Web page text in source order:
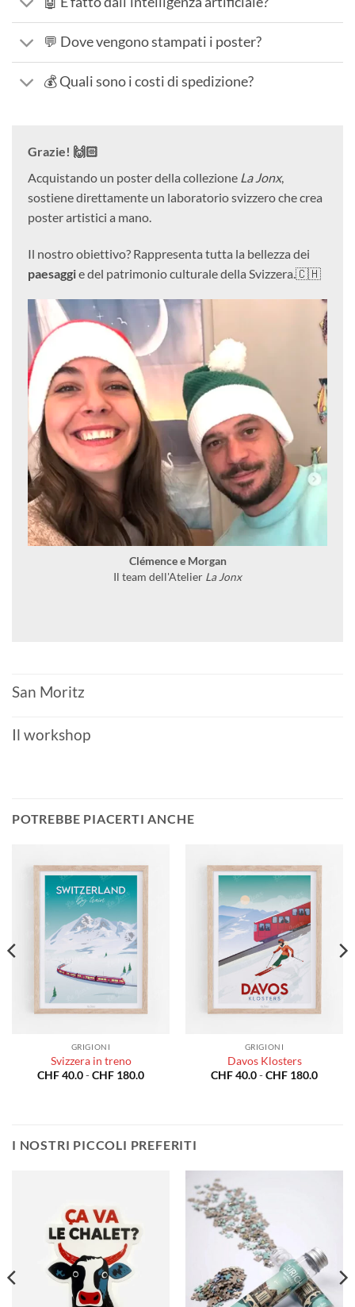
💬 Dove vengono stampati i poster?
💰 Quali sono i costi di spedizione?
Grazie! 🙌🏻
Acquistando un poster della collezione La Jonx,
sostiene direttamente un laboratorio svizzero che crea
poster artistici a mano.
Il nostro obiettivo? Rappresenta tutta la bellezza dei
paesaggie del patrimonio culturale della Svizzera.🇨🇭
Clémence e Morgan
Il team dell'Atelier La Jonx
San Moritz
Il workshop
POTREBBE PIACERTI ANCHE
GRIGIONI
Svizzera in treno
CHF40.0-CHF 180.0Fascia
GRIGIONI
Davos Klosters
CHF40.0-CHF 180.0Fascia
I NOSTRI PICCOLI PREFERITI